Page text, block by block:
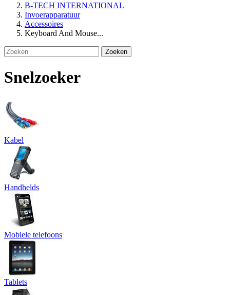
B-TECH INTERNATIONAL
Invoerapparatuur
Accessoires
Keyboard And Mouse...
Zoeken
Snelzoeker
Kabel
Handhelds
Mobiele telefoons
Tablets